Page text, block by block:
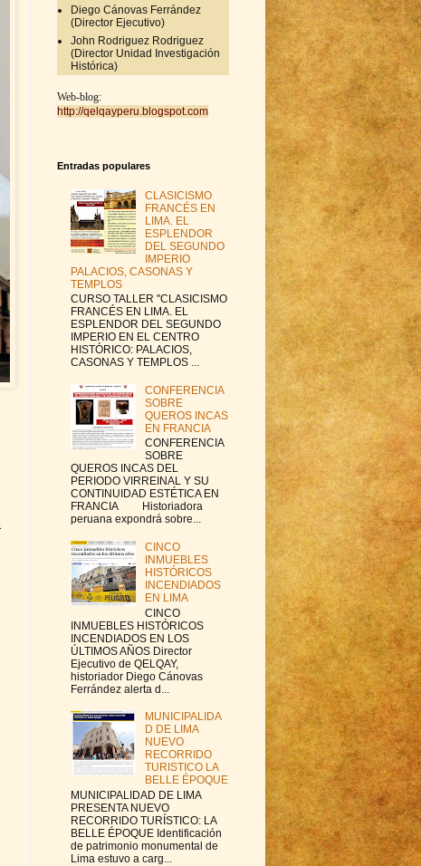
Diego Cánovas Ferrández
(Director Ejecutivo)
John Rodriguez Rodriguez
(Director Unidad Investigación
Histórica)
Web-blog:
http://qelqayperu.blogspot.com
Entradas populares
CLASICISMO
FRANCÉS EN
LIMA. EL
ESPLENDOR
DEL SEGUNDO
IMPERIO
PALACIOS, CASONAS Y
TEMPLOS
CURSO TALLER "CLASICISMO
FRANCÉS EN LIMA. EL
ESPLENDOR DEL SEGUNDO
IMPERIO EN EL CENTRO
HISTÓRICO: PALACIOS,
CASONAS Y TEMPLOS ...
CONFERENCIA
SOBRE
QUEROS INCAS
EN FRANCIA
CONFERENCIA
SOBRE
QUEROS INCAS DEL
PERIODO VIRREINAL Y SU
CONTINUIDAD ESTÉTICA EN
FRANCIA Historiadora
peruana expondrá sobre...
CINCO
INMUEBLES
HISTÓRICOS
INCENDIADOS
EN LIMA
CINCO
INMUEBLES HISTÓRICOS
INCENDIADOS EN LOS
ÚLTIMOS AÑOS Director
Ejecutivo de QELQAY,
historiador Diego Cánovas
Ferrández alerta d...
MUNICIPALIDA
D DE LIMA
NUEVO
RECORRIDO
TURISTICO LA
BELLE ÉPOQUE
MUNICIPALIDAD DE LIMA
PRESENTA NUEVO
RECORRIDO TURÍSTICO: LA
BELLE ÉPOQUE Identificación
de patrimonio monumental de
Lima estuvo a carg...